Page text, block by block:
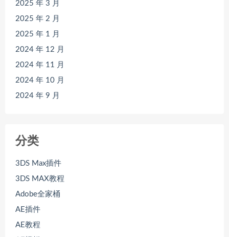
2025 年 3 月
2025 年 2 月
2025 年 1 月
2024 年 12 月
2024 年 11 月
2024 年 10 月
2024 年 9 月
分类
3DS Max插件
3DS MAX教程
Adobe全家桶
AE插件
AE教程